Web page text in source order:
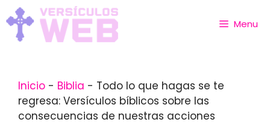
Skip
to
content
Menu
Inicio - Biblia - Todo lo que hagas se te
regresa: Versículos bíblicos sobre las
consecuencias de nuestras acciones